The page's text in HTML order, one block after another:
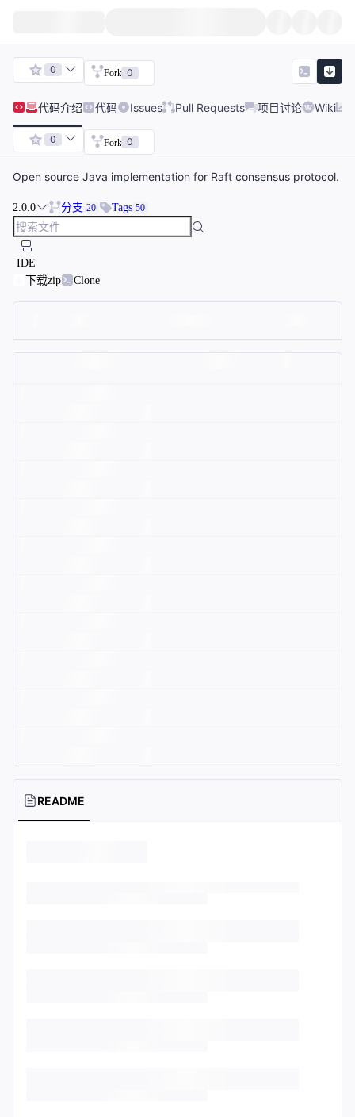
0 Fork 0
代码介绍 代码 Issues Pull Requests 项目讨论 Wiki
0 Fork 0
Open source Java implementation for Raft consensus protocol.
2.0.0 分支 20 Tags 50
IDE
下载zip
Clone
README